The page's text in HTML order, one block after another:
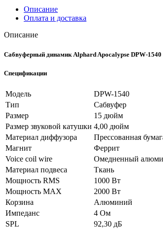
Описание
Оплата и доставка
Описание
Сабвуферный динамик Alphard Apocalypse DPW-
Спецификации
Модель
DPW-1540
Тип
Сабвуфер
Размер
15 дюйм
Размер звуковой катушки 4,00 дюйм
Материал диффузора
Прессованная
Магнит
Феррит
Voice coil wire
Омедненный
Материал подвеса
Ткань
Мощность RMS
1000 Вт
Мощность MAX
2000 Вт
Корзина
Алюминий
Импеданс
4 Ом
SPL
92,30 дБ